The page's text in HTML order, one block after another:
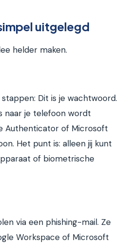
uitgelegd
helder maken.
Dit is je wachtwoord.
naar je telefoon wordt
Authenticator of Microsoft
Het punt is: alleen jij kunt
of biometrische
via een phishing-mail. Ze
Workspace of Microsoft